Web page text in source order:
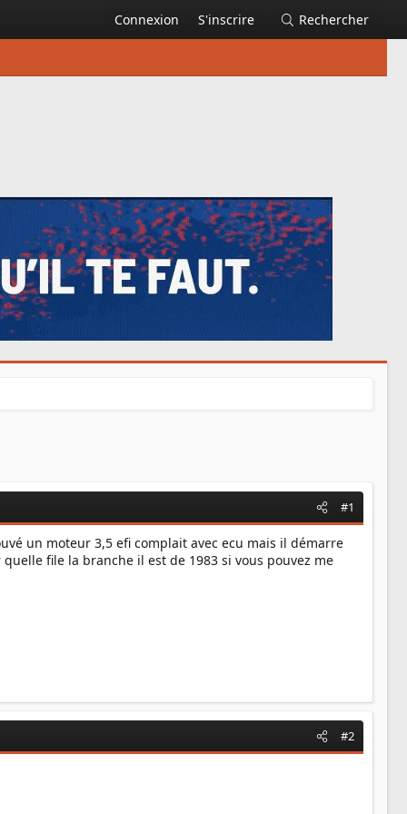
Connexion S'inscrire Rechercher
#1
un moteur 3,5 efi complait avec ecu mais il démarre
file la branche il est de 1983 si vous pouvez me
#2